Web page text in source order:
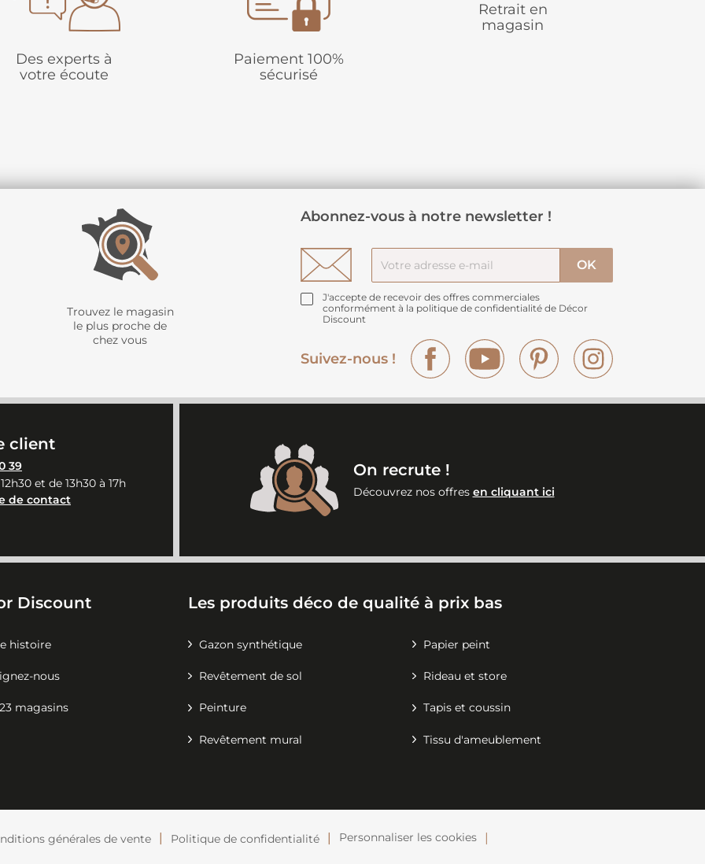
Des experts à
votre écoute
Paiement 100%
sécurisé
Retrait en
magasin
Trouvez le magasin
le plus proche de
chez vous
Abonnez-vous à notre newsletter !
J'accepte de recevoir des offres commerciales
conformément à la politique de confidentialité de Décor
Discount
Suivez-nous !
Facebook YouTube Pinterest
client
39
et de 13h30 à 17h
de contact
On recrute !
Découvrez nos offres en cliquant ici
Discount
histoire
nous
magasins
Les produits déco de qualité à prix bas
Gazon synthétique Papier peint
Revêtement de sol Rideau et store
Peinture Tapis et coussin
Revêtement mural Tissu d'ameublement
générales de vente Politique de confidentialité Personnaliser les cookies